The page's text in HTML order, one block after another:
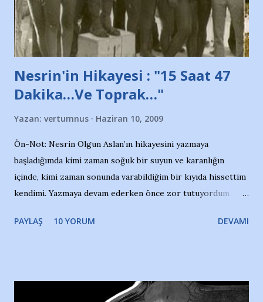
de kınıyoruz'' diye de eklemiş .. Blogumuzda okuduğum bu
yazının hemen ardından bu habe...
Nesrin'in Hikayesi : "15 Saat 47
Dakika…Ve Toprak…"
Yazan: vertumnus Haziran 10, 2009
Ön-Not: Nesrin Olgun Aslan’ın hikayesini yazmaya
başladığımda kimi zaman soğuk bir suyun ve karanlığın
içinde, kimi zaman sonunda varabildiğim bir kıyıda hissettim
kendimi. Yazmaya devam ederken önce zor tutuyordum
Yazımı, ağlayarak bitirebildim ancak…Kendisinin web
Nesrin’in Hikayesi’ne başlıyorum… 1964 Adana Yüzme
PAYLAŞ 10 YORUM DEVAMI